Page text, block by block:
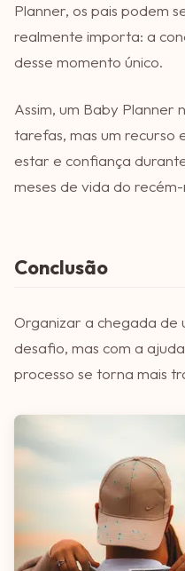
Planner, os pais podem
realmente importa: a
desse momento único.
Assim, um Baby Planner
tarefas, mas um recurso
estar e confiança
meses de vida do
Conclusão
Organizar a chegada de
desafio, mas com a
processo se torna mais